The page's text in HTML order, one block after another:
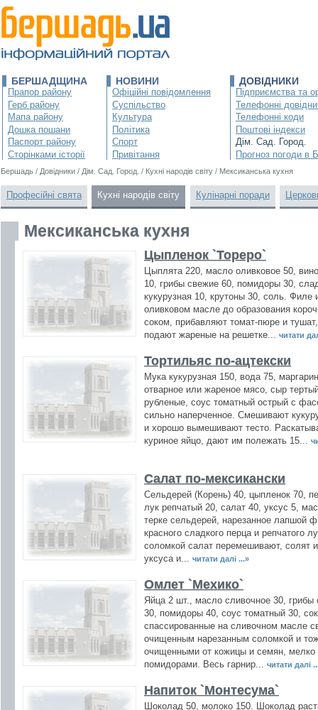
БЕРШАДЩИНА
Прапор району
Герб району
Мапа району
Дошка пошани
Паспорт району
Сторінками історії
НОВИНИ
Офіційні повідомлення
Суспільство
Культура
Політика
Спорт
Привітання
ДОВІДНИКИ
Підприємства та
Телефонні
Телефонні коди
Поштові індекси
Дім. Сад. Город.
Прогноз погоди в
Бершадь / Довідники / Дім. Сад. Город. / Кухні народів світу / Мексиканська кухня
Професійні свята Кухні народів світу Кулінарні поради
Мексиканська кухня
Цыпленок `Тореро`
Цыплята 220, масло оливковое 50,
10, грибы свежие 60, помидоры 30,
кукурузная 10, крутоны 30, соль.
оливковом масле до образования
соком, прибавляют томат-пюре и
подают жареные на решетке...
читати
Тортильяс по-ацтекски
Мука кукурузная 150, вода 75,
отварное или жареное мясо, сыр
рубленые, соус томатный острый с
сильно наперченное. Смешивают
и хорошо вымешивают тесто.
куриное яйцо, дают им полежать 15...
Салат по-мексикански
Сельдерей (Корень) 40, цыпленок 70,
лук репчатый 20, салат 40, уксус 5,
терке сельдерей, нарезанное лапшой
красного сладкого перца и репчатого
соломкой салат перемешивают, солят
уксуса и...
читати далі ...»
Омлет `Мехико`
Яйца 2 шт., масло сливочное 30, грибы
30, помидоры 40, соус томатный 30,
спассированные на сливочном масле
очищенным нарезанным соломкой и
очищенными от кожицы и семян,
помидорами. Весь гарнир...
читати далі
Напиток `Монтесума`
Шоколад 50, молоко 150. Шоколад